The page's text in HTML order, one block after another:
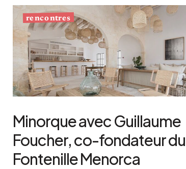
rencontres
Minorque avec Guillaume
Foucher, co-fondateur du
Fontenille Menorca